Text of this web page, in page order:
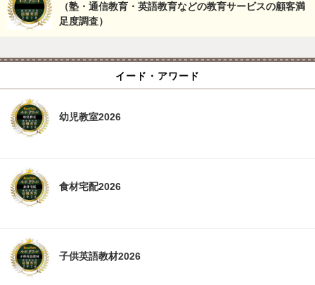
（塾・通信教育・英語教育などの教育サービスの顧客満
足度調査）
イード・アワード
幼児教室2026
食材宅配2026
子供英語教材2026